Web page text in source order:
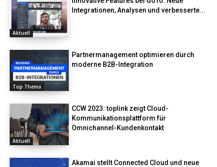
Aktuell
Integrationen, Analysen und verbesserte...
Top Thema
Partnermanagement optimieren durch
moderne B2B-Integration
Aktuell
CCW 2023: toplink zeigt Cloud-
Kommunikationsplattform für
Omnichannel-Kundenkontakt
Akamai stellt Connected Cloud und neue